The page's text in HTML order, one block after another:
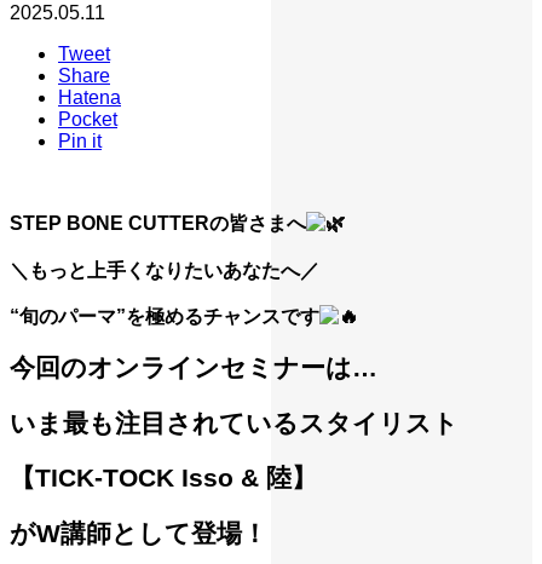
2025.05.11
Tweet
Share
Hatena
Pocket
Pin it
STEP BONE CUTTERの皆さまへ
＼もっと上手くなりたいあなたへ／
“旬のパーマ”を極めるチャンスです
今回のオンラインセミナーは…
いま最も注目されているスタイリスト
【TICK-TOCK Isso & 陸】
がW講師として登場！